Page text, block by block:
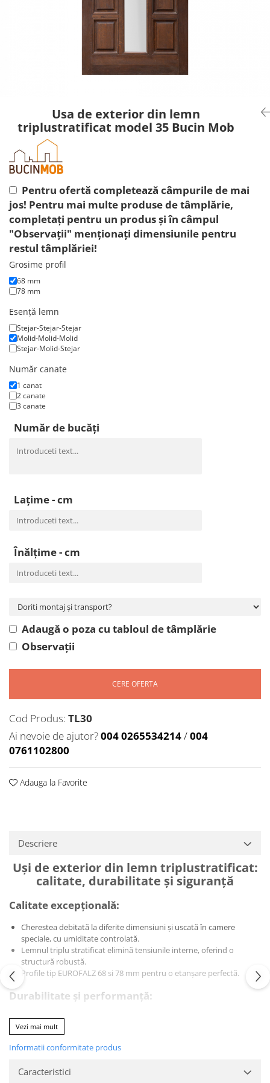
Usa de exterior din lemn
triplustratificat model 35 Bucin Mob
Pentru ofertă completează câmpurile de mai
jos! Pentru mai multe produse de tâmplărie,
completați pentru un produs și în câmpul
"Observații" menționați dimensiunile pentru
restul tâmplăriei!
Grosime profil
68 mm
78 mm
Esență lemn
Stejar-Stejar-Stejar
Molid-Molid-Molid
Stejar-Molid-Stejar
Număr canate
1 canat
2 canate
3 canate
Număr de bucăți
Lațime - cm
Înălțime - cm
Adaugă o poza cu tabloul de tâmplărie
Observații
CERE OFERTA
Cod Produs: TL30
Ai nevoie de ajutor?004 0265534214/004
0761102800
Adauga la Favorite
Descriere
Uși de exterior din lemn triplustratificat:
calitate, durabilitate și siguranță
Calitate excepțională:
Cherestea debitată la diferite dimensiuni și uscată în camere
speciale, cu umiditate controlată.
Lemnul triplu stratificat elimină tensiunile interne, oferind o
structură robustă.
Profile tip EUROFALZ 68 si 78 mm pentru o etanșare perfectă.
Durabilitate și performanță:
Finisare cu lacuri ecologice ICA Italia pe bază de apă cu protecție
UV.
Izolare fonică și termica superioară.
Vezi mai mult
Informatii conformitate produs
Caracteristici